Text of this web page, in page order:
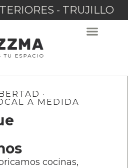
- TRUJILLO
·
A MEDIDA
cocinas,